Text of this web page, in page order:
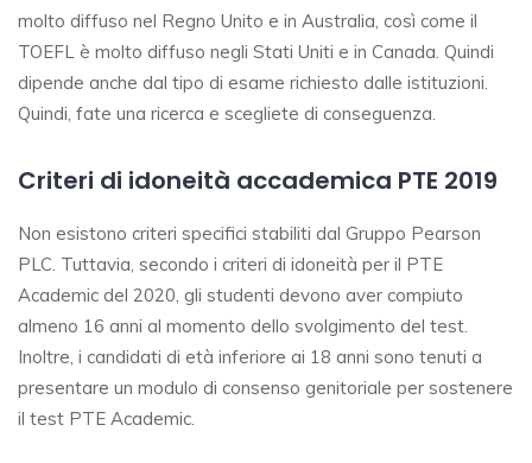
molto diffuso nel Regno Unito e in Australia, così come il
TOEFL è molto diffuso negli Stati Uniti e in Canada. Quindi
dipende anche dal tipo di esame richiesto dalle istituzioni.
Quindi, fate una ricerca e scegliete di conseguenza.
Criteri di idoneità accademica PTE 2019
Non esistono criteri specifici stabiliti dal Gruppo Pearson
PLC. Tuttavia, secondo i criteri di idoneità per il PTE
Academic del 2020, gli studenti devono aver compiuto
almeno 16 anni al momento dello svolgimento del test.
Inoltre, i candidati di età inferiore ai 18 anni sono tenuti a
presentare un modulo di consenso genitoriale per sostenere
il test PTE Academic.